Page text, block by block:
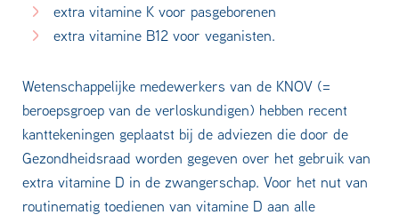
extra vitamine K voor pasgeborenen
extra vitamine B12 voor veganisten.
Wetenschappelijke medewerkers van de KNOV (=
beroepsgroep van de verloskundigen) hebben recent
kanttekeningen geplaatst bij de adviezen die door de
Gezondheidsraad worden gegeven over het gebruik van
extra vitamine D in de zwangerschap. Voor het nut van
routinematig toedienen van vitamine D aan alle